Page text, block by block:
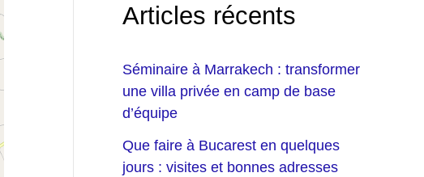
Articles récents
Séminaire à Marrakech : transformer
une villa privée en camp de base
d’équipe
Que faire à Bucarest en quelques
jours : visites et bonnes adresses